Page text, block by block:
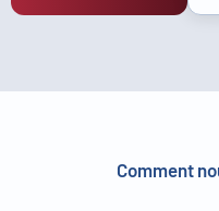
Comment